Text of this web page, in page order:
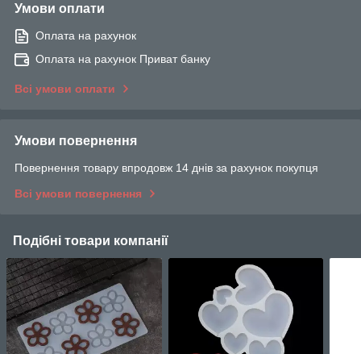
Умови оплати
Оплата на рахунок
Оплата на рахунок Приват банку
Всі умови оплати
Умови повернення
Повернення товару впродовж 14 днів за рахунок покупця
Всі умови повернення
Подібні товари компанії